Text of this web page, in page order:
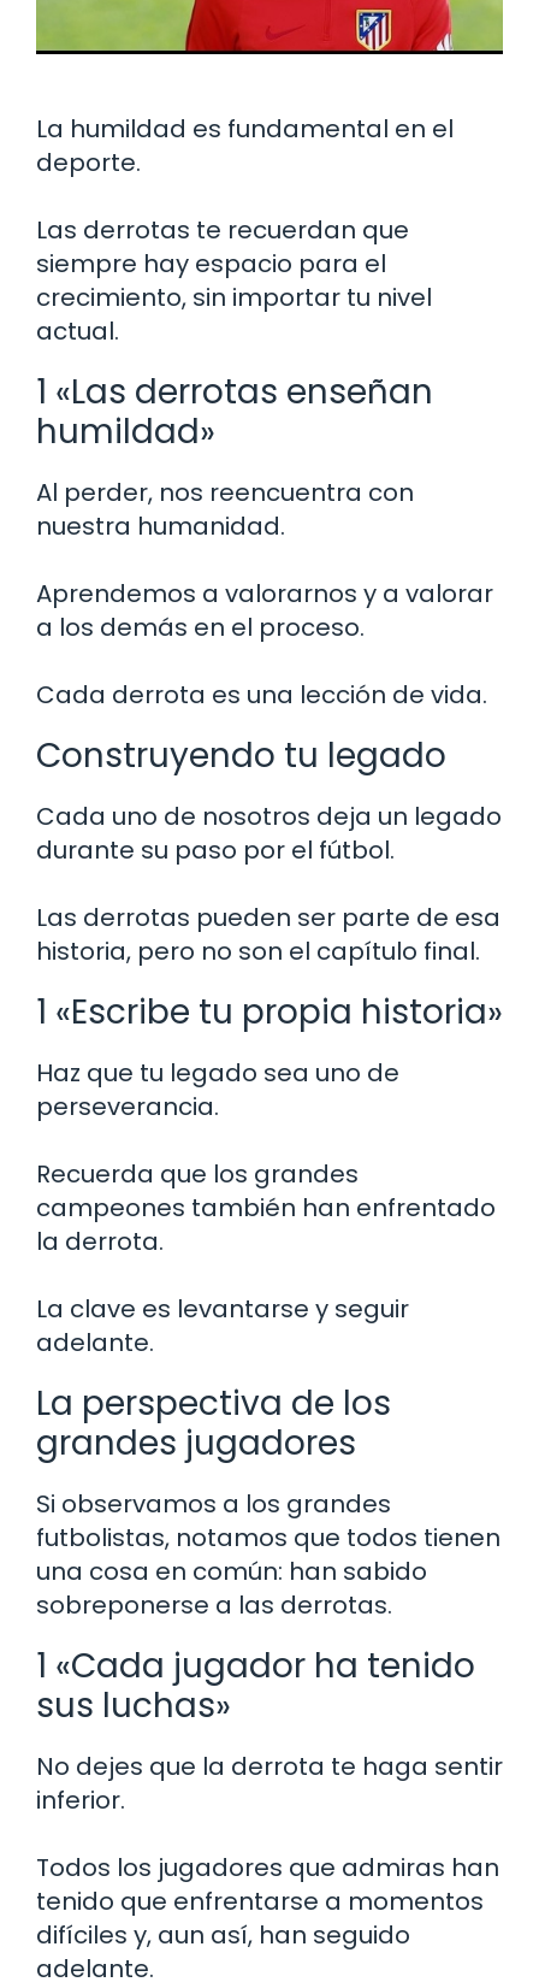
La humildad es fundamental en el
deporte.
Las derrotas te recuerdan que
siempre hay espacio para el
crecimiento, sin importar tu nivel
actual.
1 «Las derrotas enseñan
humildad»
Al perder, nos reencuentra con
nuestra humanidad.
Aprendemos a valorarnos y a valorar
a los demás en el proceso.
Cada derrota es una lección de vida.
Construyendo tu legado
Cada uno de nosotros deja un legado
durante su paso por el fútbol.
Las derrotas pueden ser parte de esa
historia, pero no son el capítulo final.
1 «Escribe tu propia historia»
Haz que tu legado sea uno de
perseverancia.
Recuerda que los grandes
campeones también han enfrentado
la derrota.
La clave es levantarse y seguir
adelante.
La perspectiva de los
grandes jugadores
Si observamos a los grandes
futbolistas, notamos que todos tienen
una cosa en común: han sabido
sobreponerse a las derrotas.
1 «Cada jugador ha tenido
sus luchas»
No dejes que la derrota te haga sentir
inferior.
Todos los jugadores que admiras han
tenido que enfrentarse a momentos
difíciles y, aun así, han seguido
adelante.